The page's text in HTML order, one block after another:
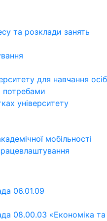
та розклади занять
для навчання осіб
потребами
університету
мобільності
06.01.09
08.00.03 «Економіка та